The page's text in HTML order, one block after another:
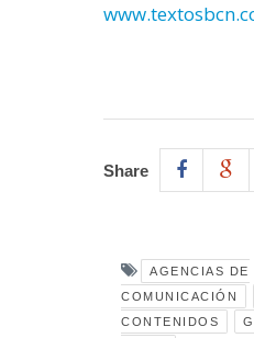
Share
AGENCIAS DE
COMUNICACIÓN
CONTENIDOS